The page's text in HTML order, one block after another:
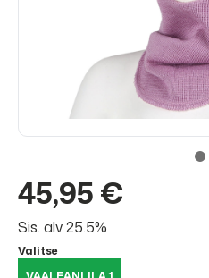
45,95 €
Sis. alv 25.5%
Valitse